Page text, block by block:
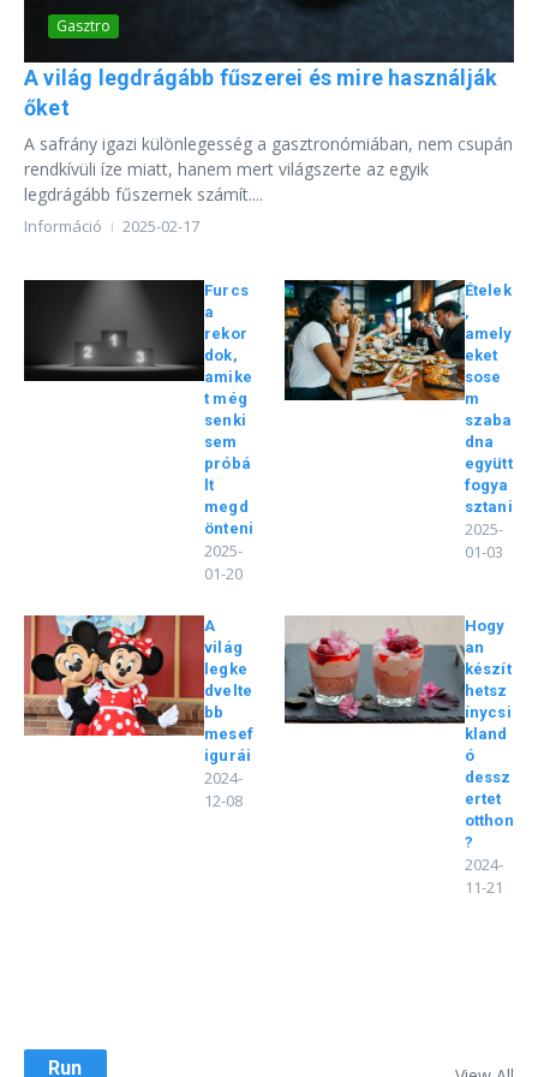
Gasztro
A világ legdrágább fűszerei és mire használják
őket
A safrány igazi különlegesség a gasztronómiában, nem csupán
rendkívüli íze miatt, hanem mert világszerte az egyik
legdrágább fűszernek számít....
Információ 2025-02-17
Furcs
a
rekor
dok,
amike
t még
senki
sem
próbá
lt
megd
önteni
2025-
01-20
Ételek
,
amely
eket
sose
m
szaba
dna
együtt
fogya
sztani
2025-
01-03
A
világ
legke
dvelte
bb
mesef
igurái
2024-
12-08
Hogy
an
készít
hetsz
ínycsi
kland
ó
dessz
ertet
otthon
?
2024-
11-21
Run